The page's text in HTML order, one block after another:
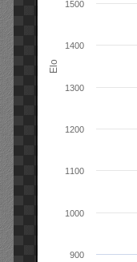
Elo
900
1000
1100
1200
1300
1400
1500